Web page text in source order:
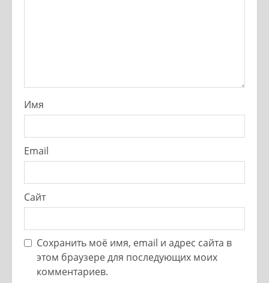
Имя
Email
Сайт
Сохранить моё имя, email и адрес сайта в
этом браузере для последующих моих
комментариев.